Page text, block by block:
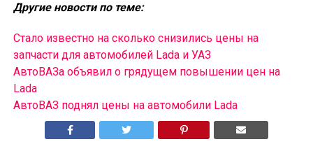
Другие новости по теме:
Стало известно на сколько снизились цены на
запчасти для автомобилей Lada и УАЗ
АвтоВАЗа объявил о грядущем повышении цен на
Lada
АвтоВАЗ поднял цены на автомобили Lada